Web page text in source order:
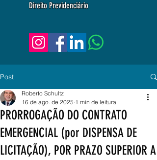
Direito Previdenciário
Post
PRORROGAÇÃO DO CONTRATO
EMERGENCIAL (por DISPENSA DE
LICITAÇÃO), POR PRAZO SUPERIOR A
Roberto Schultz
16 de ago. de 2025 1 min de leitura